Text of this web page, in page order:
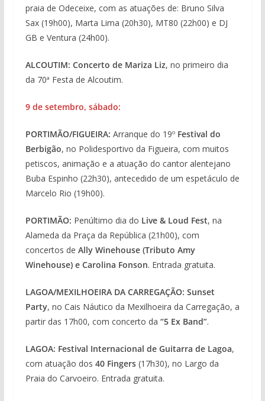
praia de Odeceixe, com as atuações de: Bruno Silva
Sax (19h00), Marta Lima (20h30), MT80 (22h00) e DJ
GB e Ventura (24h00).
ALCOUTIM: Concerto de Mariza Liz, no primeiro dia
da 70ª Festa de Alcoutim.
9 de setembro, sábado:
PORTIMÃO/FIGUEIRA: Arranque do 19º Festival do
Berbigão, no Polidesportivo da Figueira, com muitos
petiscos, animação e a atuação do cantor alentejano
Buba Espinho (22h30), antecedido de um espetáculo de
Marcelo Rio (19h00).
PORTIMÃO: Penúltimo dia do Live & Loud Fest, na
Alameda da Praça da República (21h00), com
concertos de Ally Winehouse (Tributo Amy
Winehouse) e Carolina Fonson. Entrada gratuita.
LAGOA/MEXILHOEIRA DA CARREGAÇÃO: Sunset
Party, no Cais Náutico da Mexilhoeira da Carregação, a
partir das 17h00, com concerto da “5 Ex Band”.
LAGOA: Festival Internacional de Guitarra de Lagoa,
com atuação dos 40 Fingers(17h30), no Largo da
Praia do Carvoeiro. Entrada gratuita.